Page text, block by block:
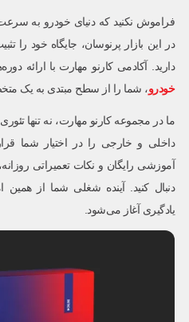
فراموش نکنید که دنیای خودرو به
در این بازار پرنوسان، جایگاه خود را
دارید. آکادمی کارنو مهارت با ارائه
خودرو، شما را از سطح مبتدی به یک
ما در مجموعه کارنو مهارت، نه تنها
داخلی و خارجی را در اختیار شما
آموزشی رایگان و نکات تعمیراتی
دنبال کنید. آینده شغلی شما از
یادگیری آغاز می‌شود.